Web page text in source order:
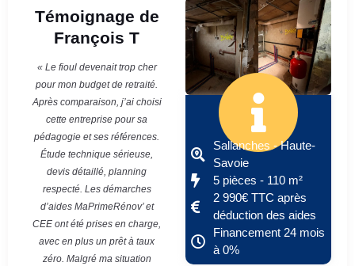
Témoignage de
François T
« Le fioul devenait trop cher
pour mon budget de retraité.
Après comparaison, j’ai choisi
cette entreprise pour sa
pédagogie et ses références.
Étude technique sérieuse,
devis détaillé, planning
respecté. Les démarches
d’aides MaPrimeRénov’ et
CEE ont été prises en charge,
avec en plus un prêt à taux
zéro. Malgré ma situation
Sallanches - Haute-
Savoie
5 pièces - 110 m²
2 990€ TTC après
déduction des aides
Financement 24 mois
à 0%